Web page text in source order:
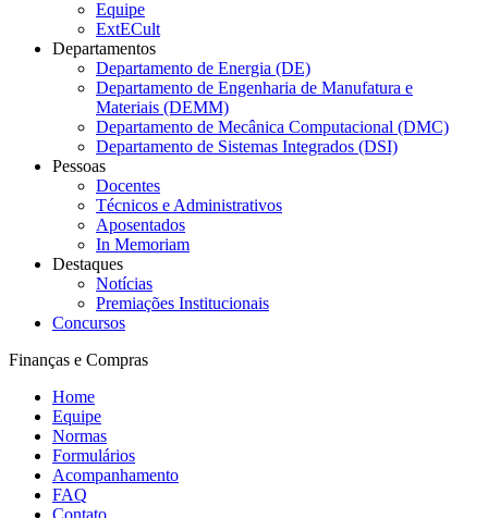
Equipe
ExtECult
Departamentos
Departamento de Energia (DE)
Departamento de Engenharia de Manufatura e
Materiais (DEMM)
Departamento de Mecânica Computacional (DMC)
Departamento de Sistemas Integrados (DSI)
Pessoas
Docentes
Técnicos e Administrativos
Aposentados
In Memoriam
Destaques
Notícias
Premiações Institucionais
Concursos
Finanças e Compras
Home
Equipe
Normas
Formulários
Acompanhamento
FAQ
Contato